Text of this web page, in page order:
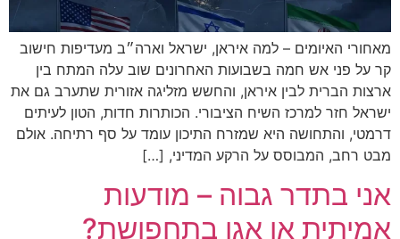
מאחורי האיומים – למה איראן, ישראל וארה״ב מעדיפות חישוב
קר על פני אש חמה בשבועות האחרונים שוב עלה המתח בין
ארצות הברית לבין איראן, והחשש מזליגה אזורית שתערב גם את
ישראל חזר למרכז השיח הציבורי. הכותרות חדות, הטון לעיתים
דרמטי, והתחושה היא שמזרח התיכון עומד על סף רתיחה. אולם
מבט רחב, המבוסס על הרקע המדיני, […]
אני בתדר גבוה – מודעות
אמיתית או אגו בתחפושת?